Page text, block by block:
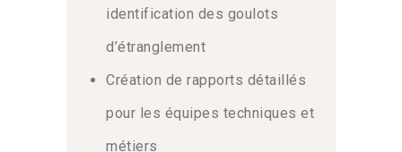
identification des goulots
d’étranglement
Création de rapports détaillés
pour les équipes techniques et
métiers